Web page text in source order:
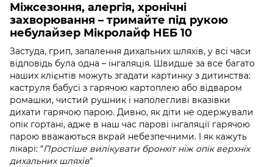
Міжсезоння, алергія, хронічні
захворювання – тримайте під рукою
небулайзер Мікролайф НЕБ 10
Застуда, грип, запалення дихальних шляхів, у всі часи
відповідь була одна – інгаляція. Швидше за все багато
наших клієнтів можуть згадати картинку з дитинства:
каструля бабусі з гарячою картоплею або відваром
ромашки, чистий рушник і наполегливі вказівки
дихати гарячою парою. Дивно, як діти не одержували
опік гортані, адже в наш час парові інгаляції гарячою
парою вважаються вкрай небезпечними. І як кажуть
лікарі: “Простіше вилікувати бронхіт ніж опік верхніх
дихальних шляхів“